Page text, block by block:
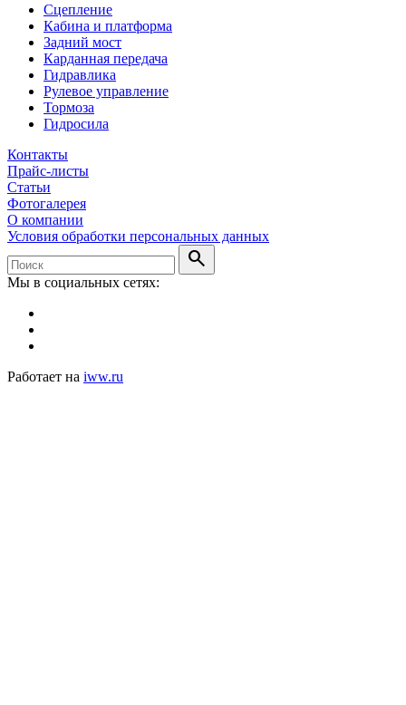
Сцепление
Кабина и платформа
Задний мост
Карданная передача
Гидравлика
Рулевое управление
Тормоза
Гидросила
Контакты
Прайс-листы
Статьи
Фотогалерея
О компании
Условия обработки персональных данных
search
Мы в социальных сетях:
Работает на iww.ru